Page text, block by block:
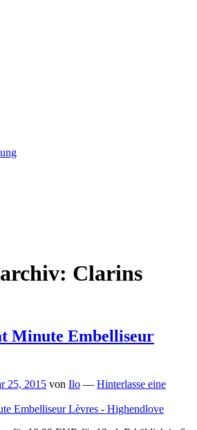
Clarins
Minute Embelliseur
25, 2015 von Ilo — Hinterlasse eine